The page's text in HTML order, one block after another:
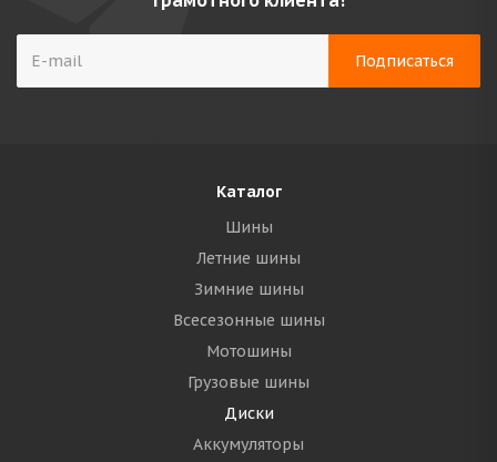
Каталог
Шины
Летние шины
Зимние шины
Всесезонные шины
Мотошины
Грузовые шины
Диски
Аккумуляторы